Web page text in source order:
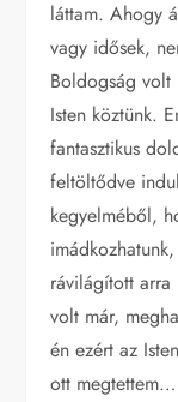
láttam. Ahogy
vagy idősek,
Boldogság volt
Isten köztünk.
fantasztikus
feltöltődve
kegyelméből,
rávilágított
volt már,
én ezért az
ott megtettem…